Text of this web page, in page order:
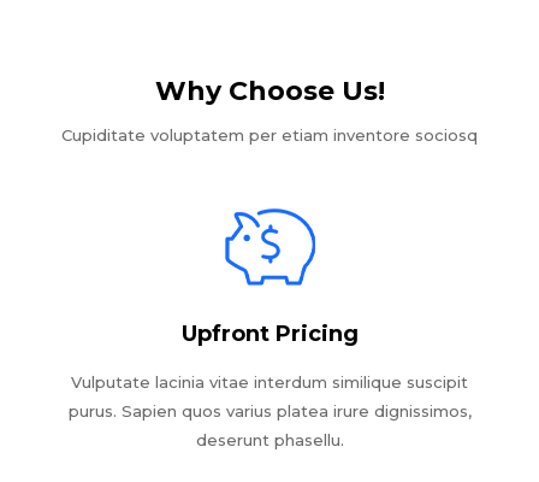
Why Choose Us!​
Cupiditate voluptatem per etiam inventore sociosq
Upfront Pricing
Vulputate lacinia vitae interdum similique suscipit
purus. Sapien quos varius platea irure dignissimos,
deserunt phasellu.